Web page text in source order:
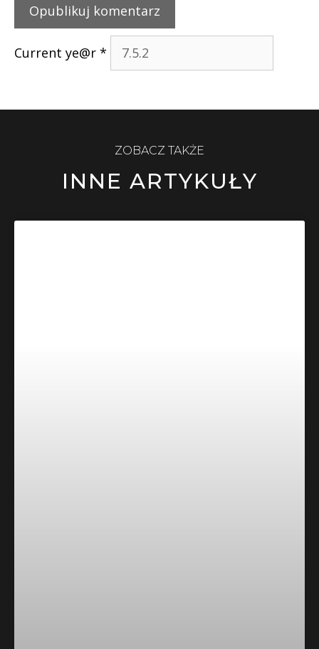
Current ye@r *
ZOBACZ TAKŻE
INNE ARTYKUŁY